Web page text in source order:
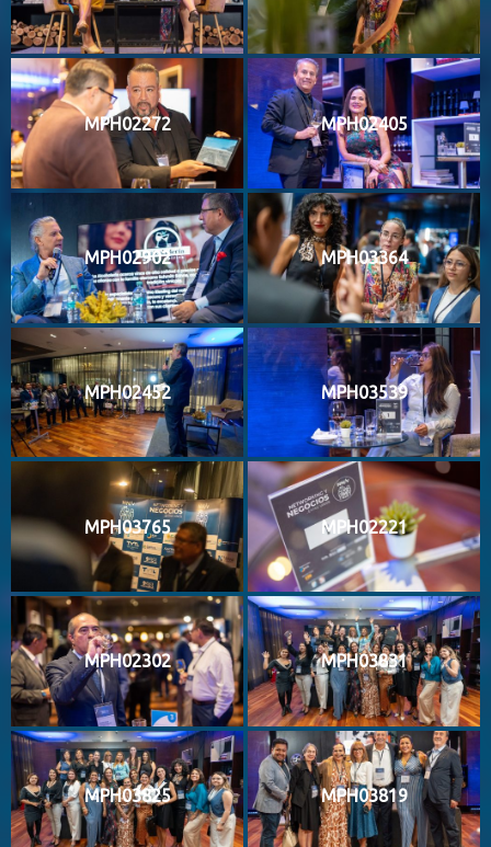
MPH02272 MPH02405
MPH02902 MPH03364
MPH02452 MPH03539
MPH03765 MPH02221
MPH02302 MPH03831
MPH03825 MPH03819